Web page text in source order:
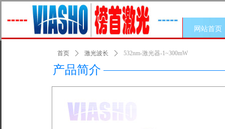
网站首页
产品简介
首页 ꄲ 激光波长 ꄲ 532nm-激光器-1~300mW